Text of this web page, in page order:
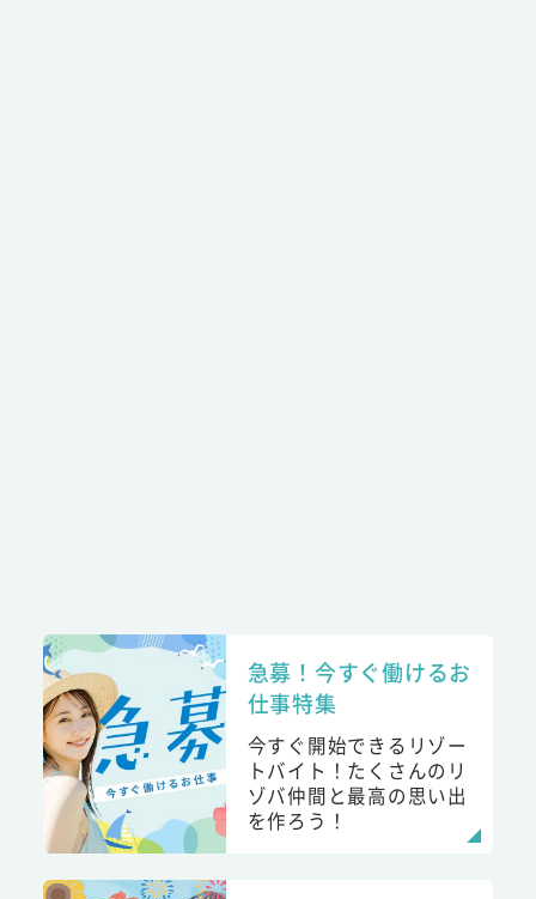
急募！今すぐ働けるお
仕事特集
今すぐ開始できるリゾー
トバイト！たくさんのリ
ゾバ仲間と最高の思い出
を作ろう！